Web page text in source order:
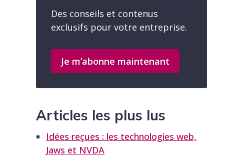
Des conseils et contenus
exclusifs pour votre entreprise.
Je m’abonne maintenant
Articles les plus lus
Idées reçues : les technologies web,
Jaws et NVDA